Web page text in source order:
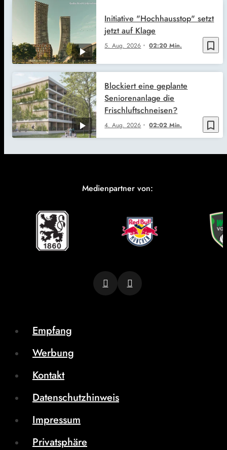
bookmark_border
5. Aug. 2026 02:20 Min.
Initiative "Hochhausstop" setzt
jetzt auf Klage
bookmark_border
4. Aug. 2026 02:02 Min.
Blockiert eine geplante
Seniorenanlage die
Frischluftschneisen?
Medienpartner von:
Empfang
Werbung
Kontakt
Datenschutzhinweis
Impressum
Privatsphäre